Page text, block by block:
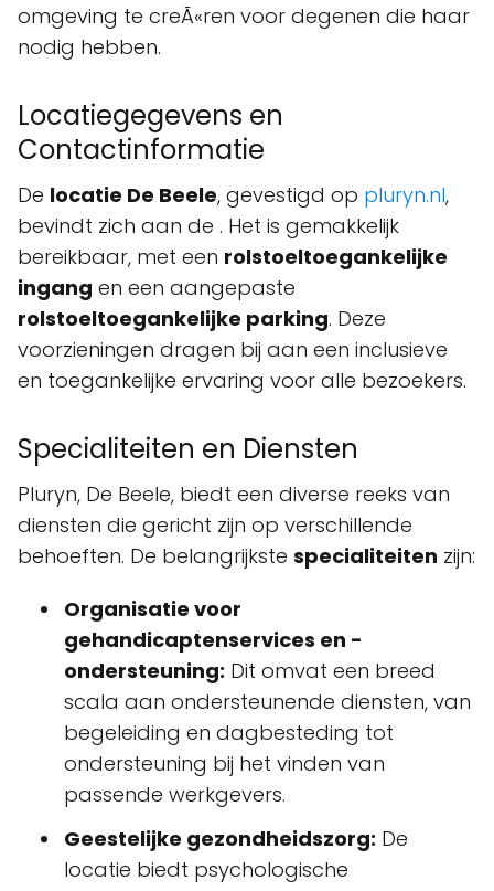
omgeving te creÃ«ren voor degenen die haar
nodig hebben.
Locatiegegevens en
Contactinformatie
De locatie De Beele, gevestigd op pluryn.nl,
bevindt zich aan de . Het is gemakkelijk
bereikbaar, met een rolstoeltoegankelijke
ingang en een aangepaste
rolstoeltoegankelijke parking. Deze
voorzieningen dragen bij aan een inclusieve
en toegankelijke ervaring voor alle bezoekers.
Specialiteiten en Diensten
Pluryn, De Beele, biedt een diverse reeks van
diensten die gericht zijn op verschillende
behoeften. De belangrijkste specialiteiten zijn:
Organisatie voor
gehandicaptenservices en -
ondersteuning: Dit omvat een breed
scala aan ondersteunende diensten, van
begeleiding en dagbesteding tot
ondersteuning bij het vinden van
passende werkgevers.
Geestelijke gezondheidszorg: De
locatie biedt psychologische